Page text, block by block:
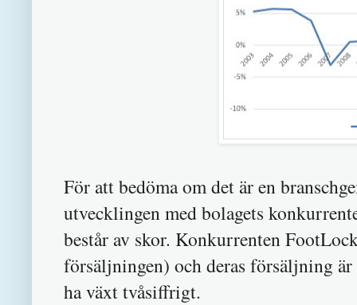
För att bedöma om det är en
utvecklingen med bolagets
består av skor. Konkurrenten
försäljningen) och deras försäljning
ha växt tvåsiffrigt.